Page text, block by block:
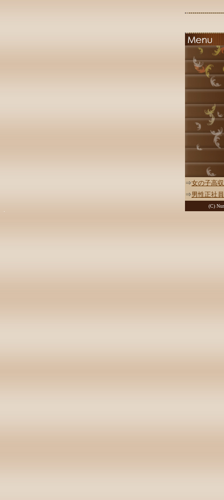
⇒女の子高
⇒男性正社
(C)